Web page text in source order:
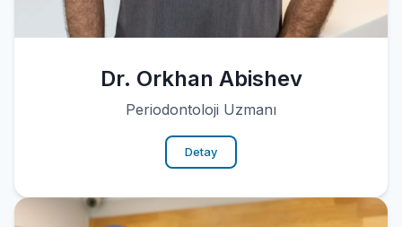
Dr. Orkhan Abishev
Periodontoloji Uzmanı
Detay